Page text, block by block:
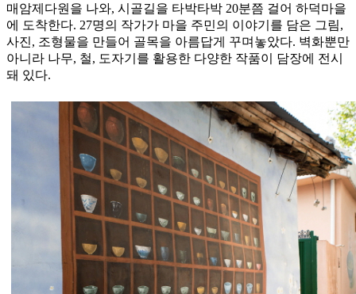
매암제다원을 나와, 시골길을 타박타박 20분쯤 걸어 하덕마을
에 도착한다. 27명의 작가가 마을 주민의 이야기를 담은 그림,
사진, 조형물을 만들어 골목을 아름답게 꾸며놓았다. 벽화뿐만
아니라 나무, 철, 도자기를 활용한 다양한 작품이 담장에 전시
돼 있다.